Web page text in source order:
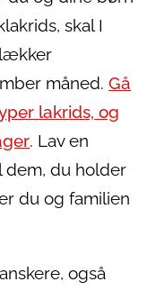
skal I
måned. Gå
lakrids, og
. Lav en
dem, du holder
du og familien
også